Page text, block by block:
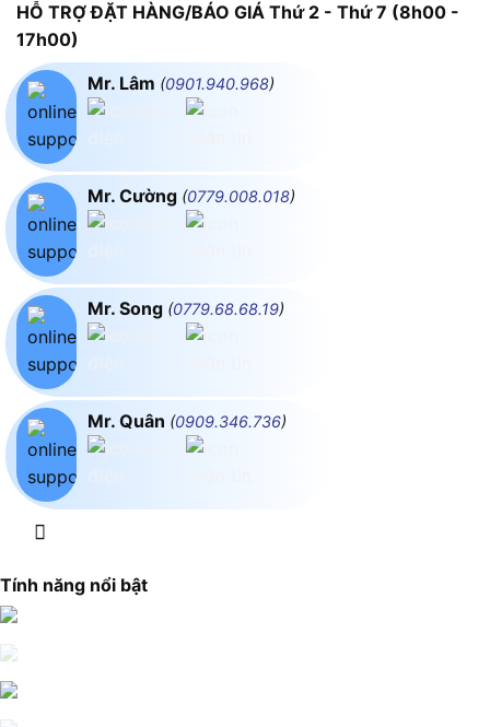
HỖ TRỢ ĐẶT HÀNG/BÁO GIÁ Thứ 2 - Thứ 7 (8h00 -
17h00)
Mr. Lâm (0901.940.968)
Mr. Cường (0779.008.018)
Mr. Song (0779.68.68.19)
Mr. Quân (0909.346.736)
Tính năng nổi bật